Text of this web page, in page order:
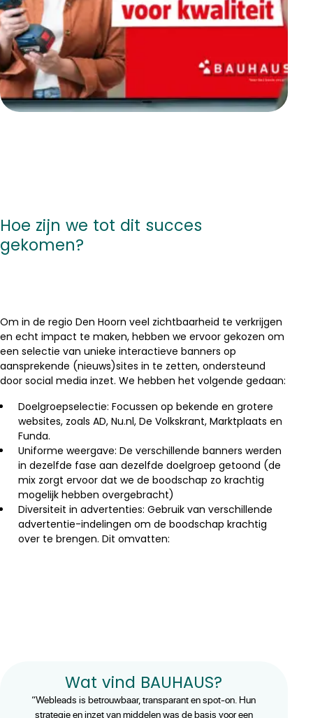
Hoe zijn we tot dit succes
gekomen?
Om in de regio Den Hoorn veel zichtbaarheid te verkrijgen
en echt impact te maken, hebben we ervoor gekozen om
een selectie van unieke interactieve banners op
aansprekende (nieuws)sites in te zetten, ondersteund
door social media inzet. We hebben het volgende gedaan:
Doelgroepselectie: Focussen op bekende en grotere
websites, zoals AD, Nu.nl, De Volkskrant, Marktplaats en
Funda.
Uniforme weergave: De verschillende banners werden
in dezelfde fase aan dezelfde doelgroep getoond (de
mix zorgt ervoor dat we de boodschap zo krachtig
mogelijk hebben overgebracht)
Diversiteit in advertenties: Gebruik van verschillende
advertentie-indelingen om de boodschap krachtig
over te brengen. Dit omvatten:
Wat vind BAUHAUS?
“Webleads is betrouwbaar, transparant en spot-on. Hun
strategie en inzet van middelen was de basis voor een